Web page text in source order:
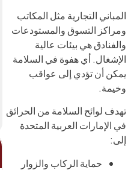
المباني التجارية مثل المكاتب
ومراكز التسوق والمستودعات
والفنادق هي بيئات عالية
الإشغال. أي هفوة في السلامة
يمكن أن تؤدي إلى عواقب
وخيمة.
تهدف لوائح السلامة من الحرائق
في الإمارات العربية المتحدة
إلى:
حماية الركاب والزوار